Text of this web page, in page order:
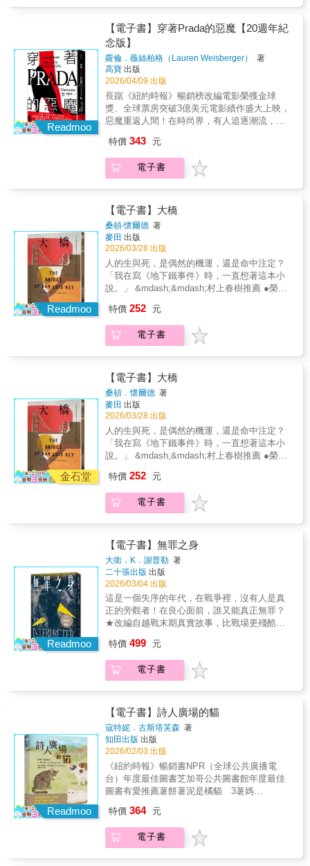
早起，依循時令，在適當的時機出現在他應該
出現的地方，永遠走在時間的尖端。這是大自
然健康與興盛的體現，是對全世界的誇耀——
健康如同泉湧，那是繆斯女神的新泉，為慶祝
這最後的時光而汨汨湧出。
——《圖書館雜誌》（Library Journal），星級
家之一……在書中探索文學中『局外者』的意
義。」——美國文學網站Literary Hub「阮越清
回顧那些在他心中留下印記、形塑其世界觀與
政治、美學的文學作品，並揭示它們如何在暗
處支撐、啟發他的創作。」——《明星論壇
報》（Star Tribune）「深刻動人——阮越清以
文學、歷史、政治與家庭的多重視角，細膩探
問『身為局外人』的意涵，並直面作家在暴力
者』的孤獨與創造之樂。」——「詩人與作
勝的章節中，阮越清以文學、歷史、政治與家
庭為經緯，層層探析『局外者』的存在意
義。」——《今日美國》（USA Today）「本
書不僅反思『他者』如何形塑邊緣身分，更追
問：當如此龐大的一群人被長期標記為『他
者』時，這對人類意識意味著什麼？他以全球
視野揭示民族身分間的糾結與連帶，讓我們重
新審視：我們究竟對自身的認識有多深？」
——《澳大利亞書評》（Australian Book
Review）「這是一場對『成為他者』的思索
——既關乎自我保持距離的必要，也關乎遭受
汙名與外界目光排拒的經驗。阮越清邀請讀者
的陷阱與可能性。」——《芝加哥書評》
（Chicago Review of Books）「在個人記憶與
文學思考間穿梭，阮越清以深刻的洞見與嚴謹
《出版人週刊》（Publishers Weekly）「一場
挑戰思維的探索，呈現作家作為說書人、人類
學家與洞悉世界的局外人的多重面貌。」——
《柯克斯書評》（Kirkus Reviews）「當代最
具影響力的作家之一，深刻探索身分、流離與
歸屬的重負。阮越清以精湛筆法交織個人歷
史、文學評論與政治思辨，直面美國社會中種
不容錯過的必讀之作。」——雷薩．阿斯蘭
（Reza Aslan），伊斯蘭公共知識分子、《革
命分子耶穌：重返拿撒勒人耶穌的生平與時
代》作者「阮越清引領我們超越狹隘的種族界
同奮鬥的全球連帶。 在民主信念動搖的當下，
他那兼具犀利與慈悲的思想，顯得前所未有地
迫切而必要。」——洪朴凱西，美裔韓國詩
人、溫德姆－坎貝爾文學獎得主、《我受傷，
故而我存在：關於種族創傷，亞裔美國人的少
數者感受》作者「聰慧、嚴謹且充滿啟發性。
《拯救與毀滅》兼具自傳與評論的雙重特質，
深具洞見。這是當代最重要作家與思想家之一
的耀眼之作。」——權五慶，韓裔美國小說
在代言？誰又在書寫中再次固定他者？他在主
流語言裡從容推進，卻始終不屬於它。這本書
讓人更謹慎，也更清醒。對所有在語言、身分
與歷史之間尋找位置的人，它幾乎無法迴
避。」──張潔平（飛地Nowhere創辦人）「在
一系列情感豐沛的篇章中，阮越清將『藝術家
在政治論述中的角色』這項理性思考，轉化為
人們的共感經驗，深刻揭示政治對藝術的潛在
影響。」——《浮華世界》（Vanity Fair）「這
是一本關於寫作與創作理論的重要著作，從亞
裔美國人、移民與難民的多元視角出發，補足
了文學研究中對『他者書寫』的關鍵拼圖。」
——《圖書館雜誌》（Library Journal），星級
義。」——美國文學網站Literary Hub「阮越清
回顧那些在他心中留下印記、形塑其世界觀與
政治、美學的文學作品，並揭示它們如何在暗
處支撐、啟發他的創作。」——《明星論壇
報》（Star Tribune）「深刻動人——阮越清以
文學、歷史、政治與家庭的多重視角，細膩探
問『身為局外人』的意涵，並直面作家在暴力
者』的孤獨與創造之樂。」——「詩人與作
家」網站（Poets & Writers）「在六篇引人入
勝的章節中，阮越清以文學、歷史、政治與家
庭為經緯，層層探析『局外者』的存在意
義。」——《今日美國》（USA Today）「本
書不僅反思『他者』如何形塑邊緣身分，更追
問：當如此龐大的一群人被長期標記為『他
者』時，這對人類意識意味著什麼？他以全球
視野揭示民族身分間的糾結與連帶，讓我們重
新審視：我們究竟對自身的認識有多深？」
——《澳大利亞書評》（Australian Book
Review）「這是一場對『成為他者』的思索
——既關乎自我保持距離的必要，也關乎遭受
汙名與外界目光排拒的經驗。阮越清邀請讀者
的陷阱與可能性。」——《芝加哥書評》
（Chicago Review of Books）「在個人記憶與
文學思考間穿梭，阮越清以深刻的洞見與嚴謹
《出版人週刊》（Publishers Weekly）「一場
挑戰思維的探索，呈現作家作為說書人、人類
學家與洞悉世界的局外人的多重面貌。」——
《柯克斯書評》（Kirkus Reviews）「當代最
具影響力的作家之一，深刻探索身分、流離與
歸屬的重負。阮越清以精湛筆法交織個人歷
史、文學評論與政治思辨，直面美國社會中種
不容錯過的必讀之作。」——雷薩．阿斯蘭
（Reza Aslan），伊斯蘭公共知識分子、《革
命分子耶穌：重返拿撒勒人耶穌的生平與時
代》作者「阮越清引領我們超越狹隘的種族界
同奮鬥的全球連帶。 在民主信念動搖的當下，
他那兼具犀利與慈悲的思想，顯得前所未有地
迫切而必要。」——洪朴凱西，美裔韓國詩
人、溫德姆－坎貝爾文學獎得主、《我受傷，
故而我存在：關於種族創傷，亞裔美國人的少
數者感受》作者「聰慧、嚴謹且充滿啟發性。
《拯救與毀滅》兼具自傳與評論的雙重特質，
深具洞見。這是當代最重要作家與思想家之一
的耀眼之作。」——權五慶，韓裔美國小說
想著一個和過去和現在不同的未來，最終，人
美國首次出版之後，便成了美國的超級暢銷
書，讀者的信件如雪片般飛來，信首都寫著：
「親愛的法蘭西……」。此後影響了千千萬萬
的人，著名的主持人歐普拉就曾說過，在我成
長過程中最讓我感動一本書，就是《布魯克林
有棵樹》。 【讀者感動回響】 「我愛故事
裡的法蘭西，也愛她的家人。堅毅的媽媽、溫
柔的爸爸和弟弟、有著古老智慧的外婆、開朗
我眼前。這本書以誠懇的態度書寫，閱讀中，
命，裡面有快樂、有傷痛，也與她一起自省。
閱畢，我有深深的滿足，也得到了一顆自省過
的新鮮的內心。」──安石榴，作家 「主角
法蘭西在貧困、失學、面對各種不幸，但始終
不改其志，熱愛閱讀，對生活充滿希望，一如
法蘭西家前的那棵樹一樣，在風雨飄搖和各種
巨變中，依然開枝散葉，卓然而立；本書直入
人心，探索真實人性的價值，是非常值得閱讀
的勵志經典。」──知名部落客 施典志
「這本書的年分和題材完全都不是我過去會碰
觸的類型，但看完後卻深深被吸引，且深受感
動，難怪是經典！」──劉曉樺，知名譯者
「這本小說談了許多主題……但對我而言最明
顯的有兩個主題。第一個是堅持與希望。……
第二個訊息是，即使日子過得艱難，歡樂一直
朽。它是每個人必讀的經典之作。」──美國讀
者 蘇扎妮‧道賓斯（Suzanne Dobbins）
「法蘭西‧諾蘭和她的家人永遠都會留在我心
中。故事的角色深刻，情節豐富，讀完這本書
後我更珍惜我所擁有的一切，它讓我知道即便
貧困，即便教育程度不高，也可以活得有尊
嚴、活得燦爛。」──美國讀者 蜜雪兒‧史朗
典』兩字已被濫用，不管是書籍、音樂或者電
影，許多冠上經典之名的作品其實都有辱此
名，但這本書確實是顆珍寶。我自己五十年前
讀了這本書，其後各送我女兒、媳婦一本閱
讀，晚近又送了姪女一本。我們都很愛這個故
事，它絕對值得收藏、分享。」──美國讀者
珍妮佛‧紐威爾（Jennifer M. Newell）
「《布魯克林有棵樹》是一本讓人瞭解個人如
何能變得更堅強、堅定、睿智的書，最重要
的，它談及人生存所需的人格力量，也就成了
一篇關於愛、信任與磨難的文章。正是在讀完
這本書後，我平生第一次瞭解，盡管磨難是艱
難的考驗，但他確實是個人所能體驗，最積極
能影響人生的因素之一。」──美國讀者
戰、外交角力與科技發展史。透過這部小說，
讀者將進入1930年代美蘇之間的科技情報賽
局。當時正值量子力學與核子研究的起步期，
當諾貝爾獎得主波耳、康普頓仍在探究中子的
本質時，大國勢力早已對核能原料虎視眈眈，
一場改寫全人類命運的爭奪戰即將引爆！在大
國爭霸重啟的當代，這部回望核能發展的史詩
小說系列，引導我們重新思索：技術進步如何
改變文明命運？而在意識形態的紛爭夾縫中，
個人又該如何找尋安身立命之處？▍故事梗概
她，美蘇混血，跟隨父親投入無產階級革命，
融入上流社會的馬球比賽、學會組裝衝鋒槍、
走進世紀博覽會接受科學的洗禮，完美的間
諜，就此誕生！從蒙大拿的馬球牧場，到列寧
拉，如何能在美蘇諜報戰之間倖存？時間是一
九三四年，地點是蘇聯「鋼城」馬克尼土哥斯
克，自稱奧蘿拉的女子在嚴寒的高爐上從事艱
苦勞動，卻因神祕過去令人起疑。在審訊室的
燈光下，她揭開了自身橫跨兩大洲的驚人成長
歷程──她曾是美國女孩道恩，父親是一戰老
兵，母親屬於崇尚自由狂放的牛仔家族。她親
提琴盒裡的衝鋒槍死裡逃生，偽造自己的死
報單位的機密計畫……她該如何撐過刑訊逼
供，成為強悍女特務，並運用間諜戰術，再次
成功逃亡？
突的歷史根源。透過奧蘿拉的視角，《追殺黎
深刻揭示在巨大的意識形態洪流下，無論是推
動科學邊界的研發者，或是被鐵幕隔開的平凡
家庭，每個人都難逃成為地緣政治棋子的命
運。在國際局勢動盪的今日，本作提供宏觀視
野，讓我們看清國際政治與個人命運如何相互
影響，並理解當前看似獨立的國境衝突，背後
有著深遠的歷史因素。★科幻小說巨擘尼爾．
史蒂文森，醞釀十年，打造全新史詩系列1992
宇宙；如今，他推出宏大的「核子祕史」系
曲《追殺黎明》展現精細無比的場景刻畫與歷
史框架，完美融合科學史、量子力學、諜報
戰、外交角力與科技發展史。透過這部小說，
讀者將進入1930年代美蘇之間的科技情報賽
局。當時正值量子力學與核子研究的起步期，
當諾貝爾獎得主波耳、康普頓仍在探究中子的
本質時，大國勢力早已對核能原料虎視眈眈，
一場改寫全人類命運的爭奪戰即將引爆！在大
國爭霸重啟的當代，這部回望核能發展的史詩
小說系列，引導我們重新思索：技術進步如何
改變文明命運？而在意識形態的紛爭夾縫中，
個人又該如何找尋安身立命之處？▍故事梗概
她，美蘇混血，跟隨父親投入無產階級革命，
融入上流社會的馬球比賽、學會組裝衝鋒槍、
走進世紀博覽會接受科學的洗禮，完美的間
諜，就此誕生！從蒙大拿的馬球牧場，到列寧
殘酷刑場一名擁有美蘇雙重國籍的少女──奧蘿
拉，如何能在美蘇諜報戰之間倖存？時間是一
九三四年，地點是蘇聯「鋼城」馬克尼土哥斯
克，自稱奧蘿拉的女子在嚴寒的高爐上從事艱
苦勞動，卻因神祕過去令人起疑。在審訊室的
燈光下，她揭開了自身橫跨兩大洲的驚人成長
歷程──她曾是美國女孩道恩，父親是一戰老
歷華府對於共產黨員的肅清，帶著一枝藏在小
提琴盒裡的衝鋒槍死裡逃生，偽造自己的死
亡，到蘇聯建立全新身分，卻一步步捲入了情
報單位的機密計畫……她該如何撐過刑訊逼
成功逃亡？
歸，在這部精彩續作中再次展現令人又怕又愛
的恐怖魅力，更勝以往。」——
《Departures》「本書再次帶領讀者走入如
《穿著Prada的惡魔》及其改編電影般紙醉金迷
的華麗世界。」——BookReporter.com「安德
莉亞依然是全書最吸引人的核心，這部續作是
本輕鬆愉快的夏日讀物。」——《出版者週
刊》＊安德莉亞辭去《Runway》的工作已近十
年，終得擺脫那段惡夢般的歲月，逃離來自地
獄的老闆米蘭達，也遠離那個曾讓她迷失自我
與昔日死對頭愛蜜莉攜手創辦高級婚禮雜誌，
從水火不容的宿敵，成為並肩打拚的最佳拍
檔。她不再是那個疲於奔命、任人使喚的小助
羨的是，她即將嫁給此生摯愛。麥克斯英俊、
成功、出身顯赫，更是媒體集團的接班人。安
德莉亞的人生看似終於步上最完美的軌道，直
到婚禮前夕，一封祕密信件的出現，讓她眼前
的一切開始動搖。那些她以為早已甩開的過
去，正一步步將她拉回曾經吞噬她的世界。她
從未想過，自己努力打造的嶄新人生，竟再次
魔本尊面前……
Readmoo
【電子書】穿著Prada的惡魔【20週年紀
念版】
蘿倫．薇絲柏格（Lauren Weisberger）
著
高寶 出版
2026/04/09 出版
長踞《紐約時報》暢銷榜改編電影榮獲金球
獎、全球票房突破3億美元電影續作盛大上映，
惡魔重返人間！在時尚界，有人追逐潮流，有
磨。全世界既崇拜又害怕的時尚教母，一本讓
人出賣靈魂與睡眠也不想放下的傳奇小說！
「妙趣橫生，八卦味十足，令人欲罷不能。」
級的題材。」──亞馬遜編輯評論「《穿著
Prada的惡魔》對流行文化的滲透之深，已無需
多說。」——《浮華世界》「一針見血揭開祕
辛。」──《柯克斯書評》「生動描寫下屬生活
的故事……引人入勝。」——BBC「這本書是
人人必備的時尚配件。」——《洛磯山新聞》
＊安德莉亞從很早以前就知道自己要的是什
麼。她讀文學、看新聞，還不到十五歲就立志
替《紐約客》寫稿。至於時尚，從來不在她的
通，面試時穿得格格不入，成了眾人眼中的笑
話。衣服不對、鞋子不對、態度也不對的她，
卻進了時尚雜誌《Runway》，成為知名主編米
萬女孩夢寐以求、也讓無數人落荒而逃的工
作。走進這個世界，她才發現，Prada、Armani
和Versace不過是生活的背景，炫爛奪目的時尚
讓她招架不住。米蘭達不只是主編，更像個魔
王。所有光芒萬丈的俊男美女和爾虞我詐的妖
魔鬼怪，在她面前都得俯首稱臣。你可以不喜
歡她，但很難不對她低頭。安德莉亞得到了天
作沒有下班時間，她必須日以繼夜隨時待命，
應付米蘭達的陰晴不定，完成一個又一個不可
能的任務。全世界渴望得要死的工作，荒謬得
通電話，就足以讓她得到任何夢想中的工作。
然而，當難以忍受逐漸變得習以為常，安德莉
亞開始意識到：如果成功的代價是變成另一個
人，是否真的值得為此出賣自尊與靈魂？
特價 343 元
電子書
Readmoo
【電子書】大橋
桑頓‧懷爾德 著
麥田 出版
2026/03/28 出版
人的生與死，是偶然的機運，還是命中注定？
「我在寫《地下鐵事件》時，一直想著這本小
說。」 &mdash;&mdash;村上春樹推薦 ●榮獲
編為影視作品 ●美國現代圖書館「二十世紀百
大英文小說」NO.37 ●《時代雜誌》評選「百大
不朽小說」 ●出版第一年全球銷量三十萬冊以
人一生的所作所為，就能得出生命的公式／ 感
動萬千讀者的跨世紀經典 ◎阿潑（作家、《日
常的中斷》作者） 專文導讀 故事簡介 這個故
事，始於一場單純的意外： 一座大橋突然斷
裂，五名過路客因此墜入深淵。 一名路過的修
士目睹了慘劇，從此執著於探究罹難者的人生
細節，渴望證明他們的死並非偶然，而是上帝
的旨意。隨著故事的推進，五名踏上斷橋的旅
人&mdash;&mdash;貴婦、女僕、孤兒、老
凡而不平凡的人生，將在讀者心中逐一顯現。
五個罹難者難以定義的一生，在剎那間戛然而
止，也映照著生命最深刻的叩問：愛為何物？
人之所以為人，意義何在？ 《大橋》於一九二
七年首度出版，隔年獲得普立茲獎，是懷爾德
的公認代表作、二十世紀最動人的療癒經典。
傾心推薦 ◆朱和之（作家）◆蔡秀枝（臺灣大
學外國語文學系暨研究所教授） ◆鄧鴻樹
（臺東大學英美系副教授） ◆阿潑（作家、
《日常的中斷》作者）&mdash;&mdash; 《大
橋》出版至今已是百年，距離故事發生的時代
更是遙遠，但即使是當代，我們仍不斷面對疫
情、戰爭、自然災害的威脅，亦即我們每個人
都活在隨時可能斷裂的「聖路易雷大橋」上，
這部小說引導我們思考：如果生命中充滿未
小說技法的最佳範本，內容蘊含的哲思高度，
更是大大提升了它的文學價值。 ◆《獨立報》
&mdash;&mdash; 有些書，會在讀完多年後仍
縈繞你心頭良久，觸動靈魂深處的情感，《大
橋》正是這樣的書。 ◆《紐約時報》
&mdash;&mdash; 一部關於「愛」的作品。母
親對女兒的愛、兄弟對兄弟的愛、對上帝的
愛、對藝術的愛、無私的愛&hellip;&hellip;全部
在一場災難的光照下呈現。
特價 252 元
電子書
金石堂
【電子書】大橋
桑頓．懷爾德 著
麥田 出版
2026/03/28 出版
人的生與死，是偶然的機運，還是命中注定？
「我在寫《地下鐵事件》時，一直想著這本小
說。」 &mdash;&mdash;村上春樹推薦 ●榮獲
編為影視作品 ●美國現代圖書館「二十世紀百
大英文小說」NO.37 ●《時代雜誌》評選「百大
不朽小說」 ●出版第一年全球銷量三十萬冊以
人一生的所作所為，就能得出生命的公式／ 感
動萬千讀者的跨世紀經典 ◎阿潑（作家、《日
常的中斷》作者） 專文導讀 故事簡介 這個故
事，始於一場單純的意外： 一座大橋突然斷
裂，五名過路客因此墜入深淵。 一名路過的修
士目睹了慘劇，從此執著於探究罹難者的人生
細節，渴望證明他們的死並非偶然，而是上帝
的旨意。隨著故事的推進，五名踏上斷橋的旅
人&mdash;&mdash;貴婦、女僕、孤兒、老
凡而不平凡的人生，將在讀者心中逐一顯現。
五個罹難者難以定義的一生，在剎那間戛然而
止，也映照著生命最深刻的叩問：愛為何物？
人之所以為人，意義何在？ 《大橋》於一九二
七年首度出版，隔年獲得普立茲獎，是懷爾德
的公認代表作、二十世紀最動人的療癒經典。
傾心推薦 ◆朱和之（作家）◆蔡秀枝（臺灣大
學外國語文學系暨研究所教授） ◆鄧鴻樹
（臺東大學英美系副教授） ◆阿潑（作家、
《日常的中斷》作者）&mdash;&mdash; 《大
橋》出版至今已是百年，距離故事發生的時代
更是遙遠，但即使是當代，我們仍不斷面對疫
情、戰爭、自然災害的威脅，亦即我們每個人
都活在隨時可能斷裂的「聖路易雷大橋」上，
這部小說引導我們思考：如果生命中充滿未
特價 252 元
電子書
Readmoo
【電子書】無罪之身
大衛．K．謝普勒 著
二十張出版 出版
2026/03/04 出版
這是一個失序的年代，在戰爭裡，沒有人是真
正的旁觀者！在良心面前，誰又能真正無罪？
★改編自越戰末期真實故事，比戰場更殘酷的
壓力與道德掙扎普立茲獎得主——大衛．K．謝
普勒——最新史詩鉅作！＝＝＝＝＝＝＝＝＝
＝＝＝＝＝＝＝＝＝＝＝＝＝＝＝＝砲聲驚擾
生活，只是焦慮等著他開始演奏鄭公山的歌
曲。鄭公山反對任何形式的戰爭，新共產政權
查禁他的反戰老歌，畢竟它不能容忍人民對解
放戰爭不滿。阿良吹奏的是這些歌曲的曲調，
歌詞卻藏在他腦海中，那些走過他身邊的巡邏
警員既聽不到，也無法想像他吹的是什麼。＝
＝＝＝＝＝＝＝＝＝＝＝＝＝＝＝＝＝＝＝＝
＝＝＝＝＝本書取材自越戰末期真實事件，小
說透過一名越南口譯員阿良與一名西方記者潘
系與價值觀的聲音彼此對話、彼此觀察，也彼
此誤解。兩人表面上是單純的雇傭關係，實際
上卻代表著兩個截然不同的世界：潘恩來自西
特價 499 元
電子書
Readmoo
【電子書】詩人廣場的貓
寇特妮．古斯塔芙森 著
知田出版 出版
2026/02/03 出版
《紐約時報》暢銷書NPR（全球公共廣播電
台）年度最佳圖書芝加哥公共圖書館年度最佳
圖書有愛推薦薯餅薯泥是橘貓 3薯媽
作家、無尾香蕉動物學校創辦人 李瑾倫台大
外文系教授 黃宗慧「僅僅是一個念頭，人生
就可能是截然不同的結局。我從未想過，租下
特價 364 元
電子書